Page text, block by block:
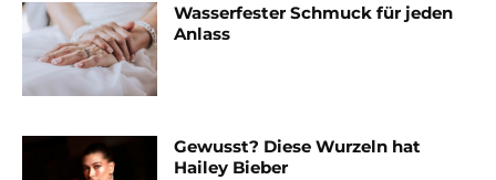
Wasserfester Schmuck für jeden
Anlass
Gewusst? Diese Wurzeln hat
Hailey Bieber